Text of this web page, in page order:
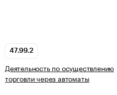
47.99.2
Деятельность по осуществлению
торговли через автоматы